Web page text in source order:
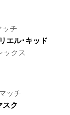
ッチ
エル･キッド
ックス
ッチ
スク